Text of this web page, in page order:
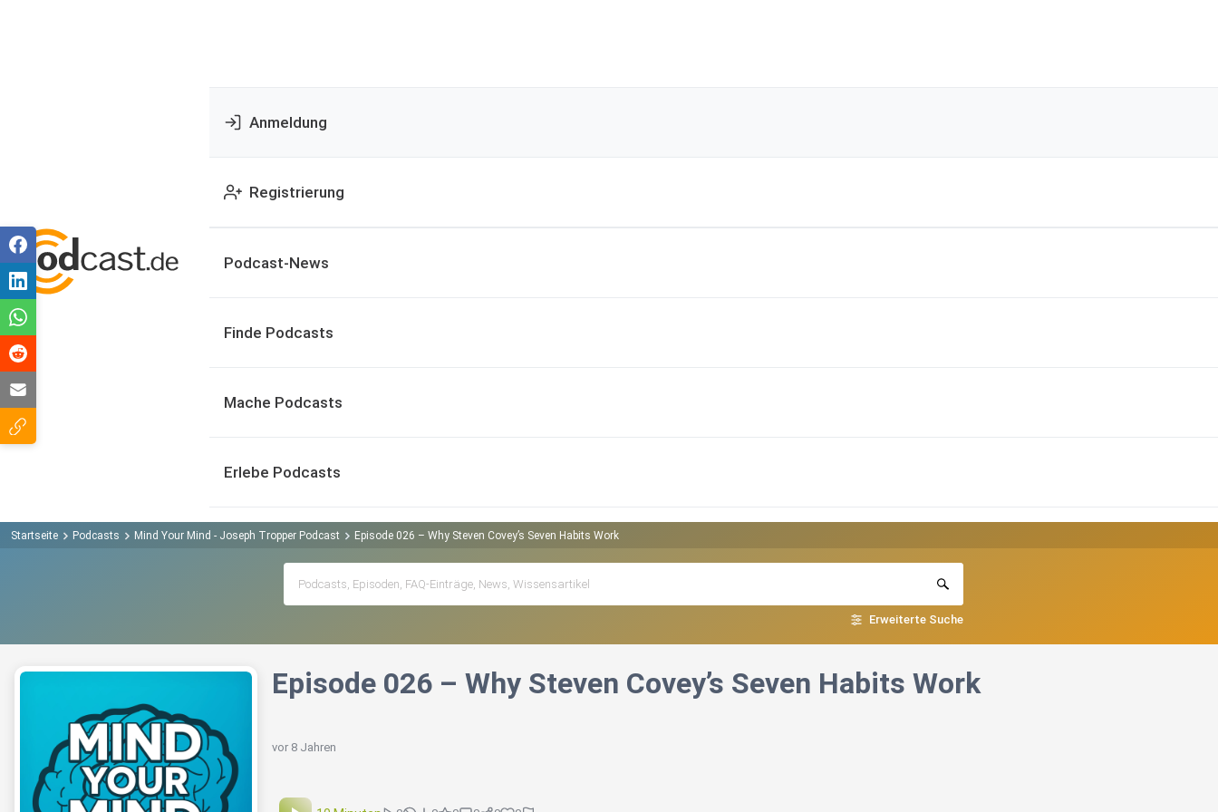
Anmeldung
Registrierung
Podcast-News
Finde Podcasts
Mache Podcasts
Erlebe Podcasts
Startseite Podcasts Mind Your Mind - Joseph Tropper Podcast Episode 026 – Why Steven Covey’s Seven Habits Work
Erweiterte Suche
Episode 026 – Why Steven Covey’s Seven Habits Work
vor 8 Jahren